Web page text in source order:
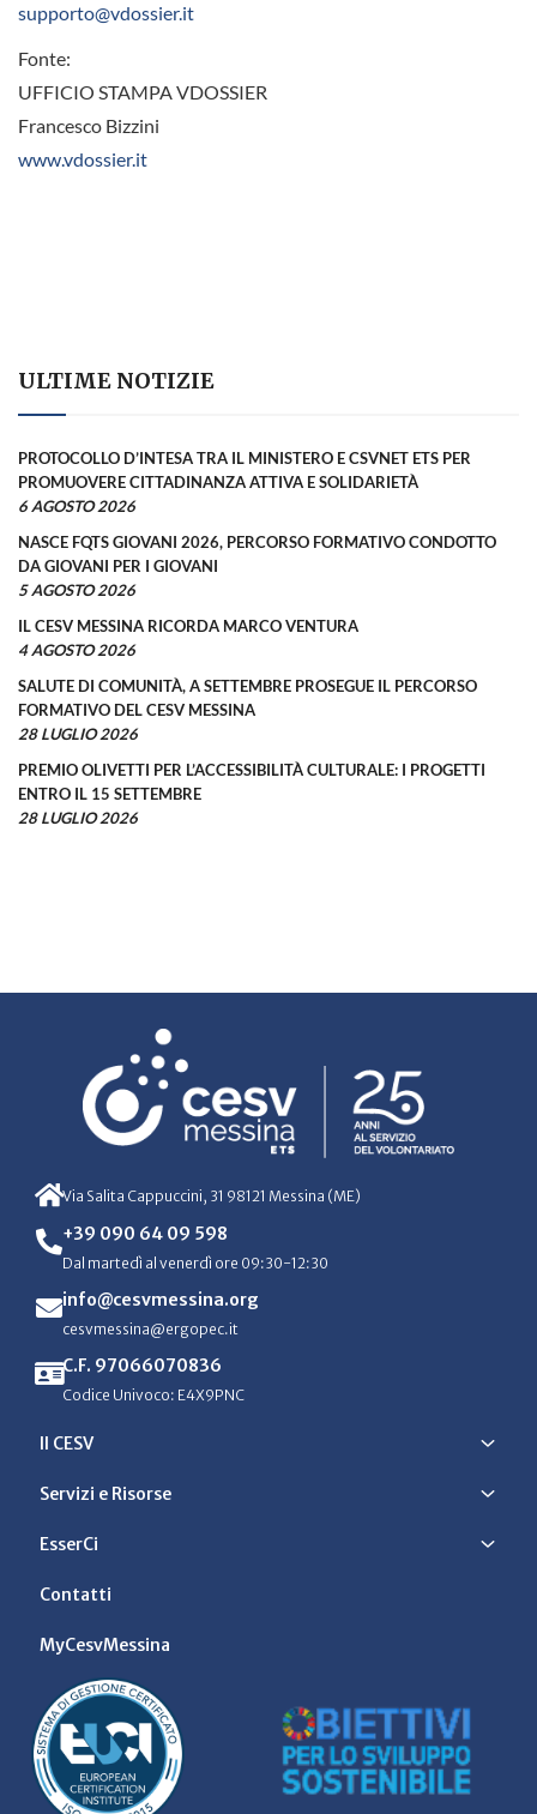
supporto@vdossier.it
Fonte:
UFFICIO STAMPA VDOSSIER
Francesco Bizzini
www.vdossier.it
ULTIME NOTIZIE
PROTOCOLLO D’INTESA TRA IL MINISTERO E CSVNET ETS PER
PROMUOVERE CITTADINANZA ATTIVA E SOLIDARIETÀ
6 AGOSTO 2026
NASCE FQTS GIOVANI 2026, PERCORSO FORMATIVO CONDOTTO
DA GIOVANI PER I GIOVANI
5 AGOSTO 2026
IL CESV MESSINA RICORDA MARCO VENTURA
4 AGOSTO 2026
SALUTE DI COMUNITÀ, A SETTEMBRE PROSEGUE IL PERCORSO
FORMATIVO DEL CESV MESSINA
28 LUGLIO 2026
PREMIO OLIVETTI PER L’ACCESSIBILITÀ CULTURALE: I PROGETTI
ENTRO IL 15 SETTEMBRE
28 LUGLIO 2026
Via Salita Cappuccini, 31 98121 Messina (ME)
+39 090 64 09 598
Dal martedì al venerdì ore 09:30-12:30
info@cesvmessina.org
cesvmessina@ergopec.it
C.F. 97066070836
Codice Univoco: E4X9PNC
Il CESV
Servizi e Risorse
EsserCi
Contatti
MyCesvMessina